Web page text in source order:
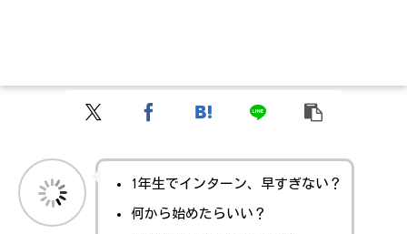
1年生でインターン、早すぎない？
何から始めたらいい？